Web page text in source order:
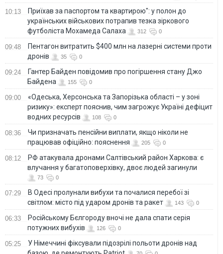
10:13
Приїхав за паспортом та квартирою": у полон до
українських військових потрапив тезка зіркового
футболіста Мохамеда Салаха
312 0
09:48
Пентагон витратить $400 млн на лазерні системи проти
дронів
35 0
09:24
Гантер Байден повідомив про погіршення стану Джо
Байдена
155 0
09:00
«Одеська, Херсонська та Запорізька області – у зоні
ризику»: експерт пояснив, чим загрожує Україні дефіцит
водних ресурсів
108 0
08:36
Чи призначать пенсійни виплати, якщо ніколи не
працював офіційно: пояснення
205 0
08:12
РФ атакувала дронами Салтівський район Харкова: є
влучання у багатоповерхівку, двоє людей загинули
73 0
07:29
В Одесі пролунали вибухи та почалися перебої зі
світлом: місто під ударом дронів та ракет
143 0
06:33
Російському Бєлгороду вночі не дала спати серія
потужних вибухів
126 0
05:25
У Німеччині фіксували підозрілі польоти дронів над